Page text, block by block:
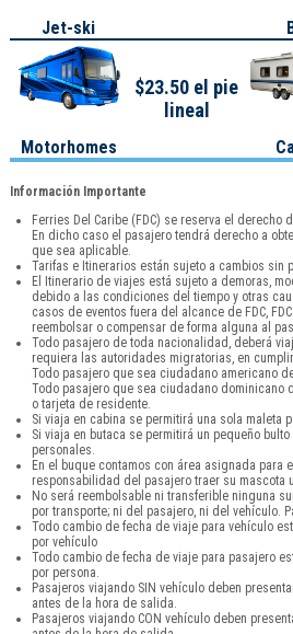
Jet-ski
Motorhomes
$23.50 el pie
lineal
Información Importante
Ferries Del Caribe (FDC) se reserva el derecho
En dicho caso el pasajero tendrá derecho a
que sea aplicable.
Tarifas e Itinerarios están sujeto a cambios sin
El Itinerario de viajes está sujeto a demoras,
debido a las condiciones del tiempo y otras
casos de eventos fuera del alcance de FDC,
reembolsar o compensar de forma alguna al
Todo pasajero de toda nacionalidad, deberá
requiera las autoridades migratorias, en
Todo pasajero que sea ciudadano americano
Todo pasajero que sea ciudadano dominicano
o tarjeta de residente.
Si viaja en cabina se permitirá una sola maleta
Si viaja en butaca se permitirá un pequeño
personales.
En el buque contamos con área asignada para
responsabilidad del pasajero traer su mascota
No será reembolsable ni transferible ninguna
por transporte; ni del pasajero, ni del vehículo.
Todo cambio de fecha de viaje para vehículo
por vehículo
Todo cambio de fecha de viaje para pasajero
por persona.
Pasajeros viajando SIN vehículo deben
antes de la hora de salida.
Pasajeros viajando CON vehículo deben